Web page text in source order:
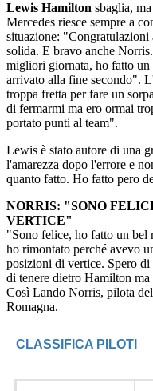
Lewis Hamilton sbaglia,
Mercedes riesce sempre a
situazione: "Congratulazioni
solida. E bravo anche
migliori giornata, ho fatto un
arrivato alla fine secondo".
troppa fretta per fare un
di fermarmi ma ero ormai
portato punti al team".
Lewis è stato autore di una
l'amarezza dopo l'errore e
quanto fatto. Ho fatto pero
NORRIS: "SONO
VERTICE"
"Sono felice, ho fatto un bel
ho rimontato perché avevo
posizioni di vertice. Spero
di tenere dietro Hamilton
Così Lando Norris, pilota
Romagna.